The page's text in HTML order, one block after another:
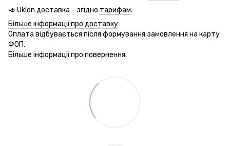
🥑 Uklon доставка - згідно тарифам.
Більше інформації про доставку
Оплата відбувається після формування замовлення на карту
ФОП.
Більше інформації про повернення.